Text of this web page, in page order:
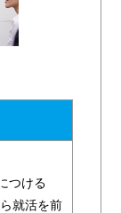
つける
就活を前